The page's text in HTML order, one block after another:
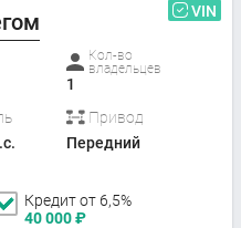
VIN
Кол-во
владельцев
1
Привод
Передний
Кредит от 6,5%
40 000₽